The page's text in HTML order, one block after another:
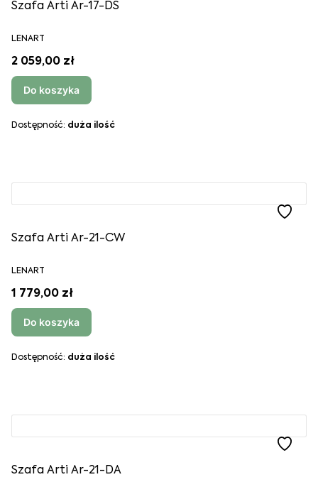
Szafa Arti Ar-17-DS
LENART
2 059,00 zł
Do koszyka
Dostępność: duża ilość
Szafa Arti Ar-21-CW
LENART
1 779,00 zł
Do koszyka
Dostępność: duża ilość
Szafa Arti Ar-21-DA